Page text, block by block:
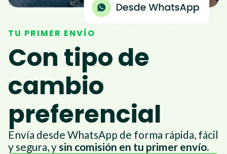
TU PRIMER ENVÍO
Con tipo de
cambio
preferencial
Envía desde WhatsApp de forma rápida, fácil
y segura, ysin comisión en tu primer envío.